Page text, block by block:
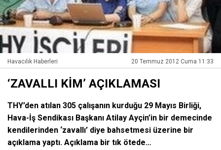
Havacılık Haberleri 20 Temmuz 2012 Cuma 11:33
‘ZAVALLI KİM’ AÇIKLAMASI
THY’den atılan 305 çalışanın kurduğu 29 Mayıs Birliği,
Hava-İş Sendikası Başkanı Atilay Ayçin’in bir demecinde
kendilerinden ‘zavallı’ diye bahsetmesi üzerine bir
açıklama yaptı. Açıklama bir tık ötede…